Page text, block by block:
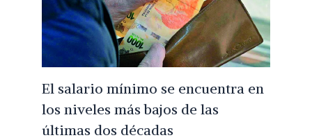
El salario mínimo se encuentra en
los niveles más bajos de las
últimas dos décadas